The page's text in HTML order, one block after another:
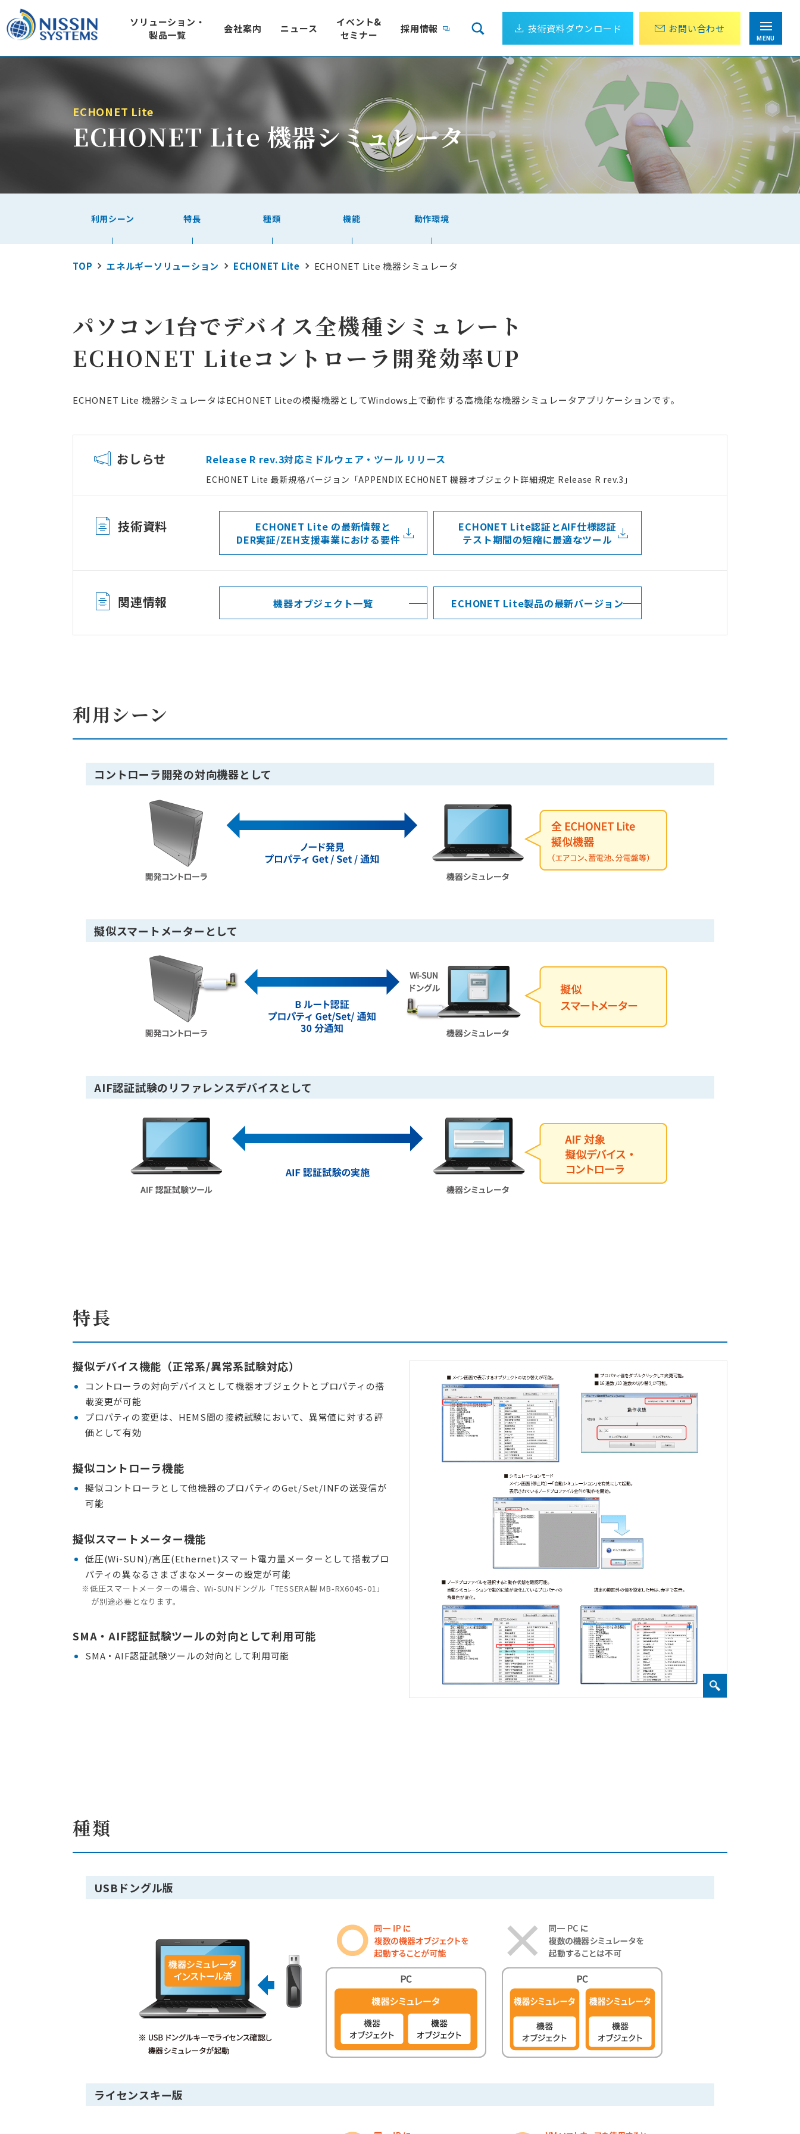
MENU
ソリューション・
製品一覧
ソリューション
製品一覧
技術情報
Wi-SUN FANぶろぐ
IoT ソリューション
SQU-Air（スクエア）
製造ライン、装置ごとの電力量を24時間監視
電力の見える化パッケージ
目視点検・巡回作業にかかる労力を削減
アナログメーター値の遠隔監視パッケージ
屋外のIoTシステムに最適 IoT向けLPWA 国際標準規格
Wi-SUN FAN
設計から運用までOPC UA 導入をトータル支援
OPC UA導入ソリューション
RTI Connext DDS 組込みデータベース
組み込み向けTLS/SSLライブラリ
wolfSSL
地域コミュニケーションサービス
エネルギーソリューション
プロトコルスタック・パッケージ
IEC 61850関連製品
受託開発ソリューション
リバースエンジニアリングソリューション 産業用ネットワークソリューション IoT機器セキュリティ支援サービス
リモートアップデートソリューション テスト効率化ソリューション 受託開発事例
会社案内
会社案内
企業理念
企業ビジョン
成長し続ける日新システムズ
会社概要
アクセス
ニュース
イベント&
セミナー
採用情報 技術資料ダウンロード お問い合わせ
ECHONET Lite
ECHONET Lite 機器シミュレータ
利用シーン 特長 種類 機能 動作環境
TOP エネルギーソリューション ECHONET Lite ECHONET Lite 機器シミュレータ
パソコン1台でデバイス全機種シミュレート
ECHONET Liteコントローラ開発効率UP
ECHONET Lite 機器シミュレータはECHONET Liteの模擬機器としてWindows上で動作する高機能な機器シミュレータアプリケーションです。
おしらせ Release R rev.3対応ミドルウェア・ツール リリース
ECHONET Lite 最新規格バージョン「APPENDIX ECHONET 機器オブジェクト詳細規定 Release R rev.3」
技術資料
ECHONET Lite の最新情報と
DER実証/ZEH支援事業における要件
ECHONET Lite認証とAIF仕様認証
テスト期間の短縮に最適なツール
関連情報 機器オブジェクト一覧 ECHONET Lite製品の最新バージョン
利用シーン
コントローラ開発の対向機器として
擬似スマートメーターとして
AIF認証試験のリファレンスデバイスとして
特長
擬似デバイス機能（正常系/異常系試験対応）
コントローラの対向デバイスとして機器オブジェクトとプロパティの搭
載変更が可能
プロパティの変更は、HEMS間の接続試験において、異常値に対する評
価として有効
擬似コントローラ機能
擬似コントローラとして他機器のプロパティのGet/Set/INFの送受信が
可能
擬似スマートメーター機能
低圧(Wi-SUN)/高圧(Ethernet)スマート電力量メーターとして搭載プロ
パティの異なるさまざまなメーターの設定が可能
※低圧スマートメーターの場合、Wi-SUNドングル「TESSERA製 MB-RX604S-01」
が別途必要となります。
SMA・AIF認証試験ツールの対向として利用可能
SMA・AIF認証試験ツールの対向として利用可能
種類
USBドングル版
ライセンスキー版